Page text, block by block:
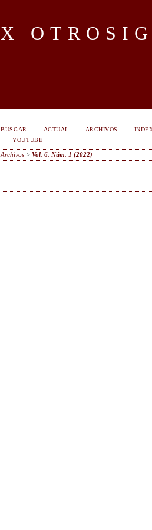
BUSCAR ACTUAL ARCHIVOS
YOUTUBE
Archivos> Vol. 6, Núm. 1 (2022)